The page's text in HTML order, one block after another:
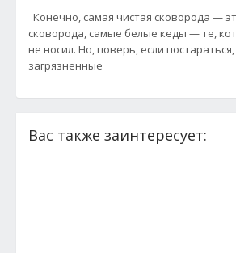
Конечно, самая чистая сковорода —
сковорода, самые белые кеды — те,
не носил. Но, поверь, если
загрязненные
Вас также заинтересует: